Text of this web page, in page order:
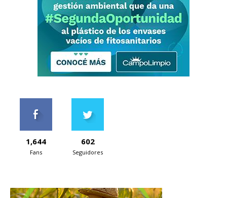
1,644
Fans
602
Seguidores